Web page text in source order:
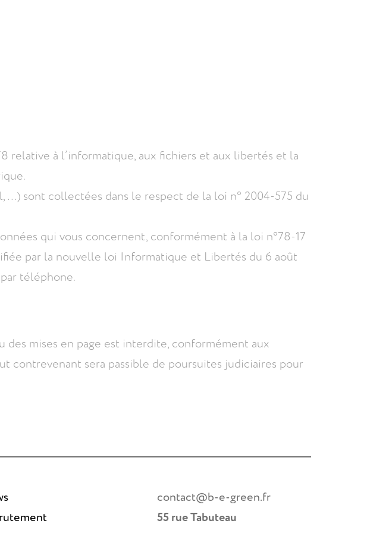
relative à l’informatique, aux fichiers et aux libertés et la
…) sont collectées dans le respect de la loi n° 2004-575 du
qui vous concernent, conformément à la loi n°78-17
par la nouvelle loi Informatique et Libertés du 6 août
téléphone.
mises en page est interdite, conformément aux
contrevenant sera passible de poursuites judiciaires pour
contact@b-e-green.fr
55 rue Tabuteau